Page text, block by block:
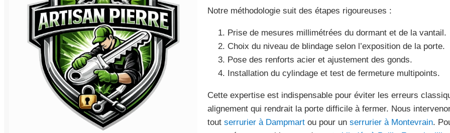
Notre méthodologie suit des étapes rigoureuses :
Prise de mesures millimétrées du dormant et de la vantail.
Choix du niveau de blindage selon l’exposition de la porte.
Pose des renforts acier et ajustement des gonds.
Installation du cylindage et test de fermeture multipoints.
Cette expertise est indispensable pour éviter les erreurs
alignement qui rendrait la porte difficile à fermer. Nous
tout serrurier à Dampmartou pour un serrurier à Montevrain.